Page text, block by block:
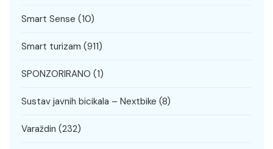
Smart Sense (10)
Smart turizam (911)
SPONZORIRANO (1)
Sustav javnih bicikala – Nextbike (8)
Varaždin (232)